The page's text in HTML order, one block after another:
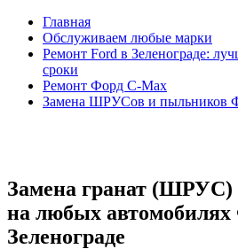
Главная
Обслуживаем любые марки
Ремонт Ford в Зеленограде:
сроки
Ремонт Форд C-Max
Замена ШРУСов и пыльников
Замена гранат
на любых
Зеленограде